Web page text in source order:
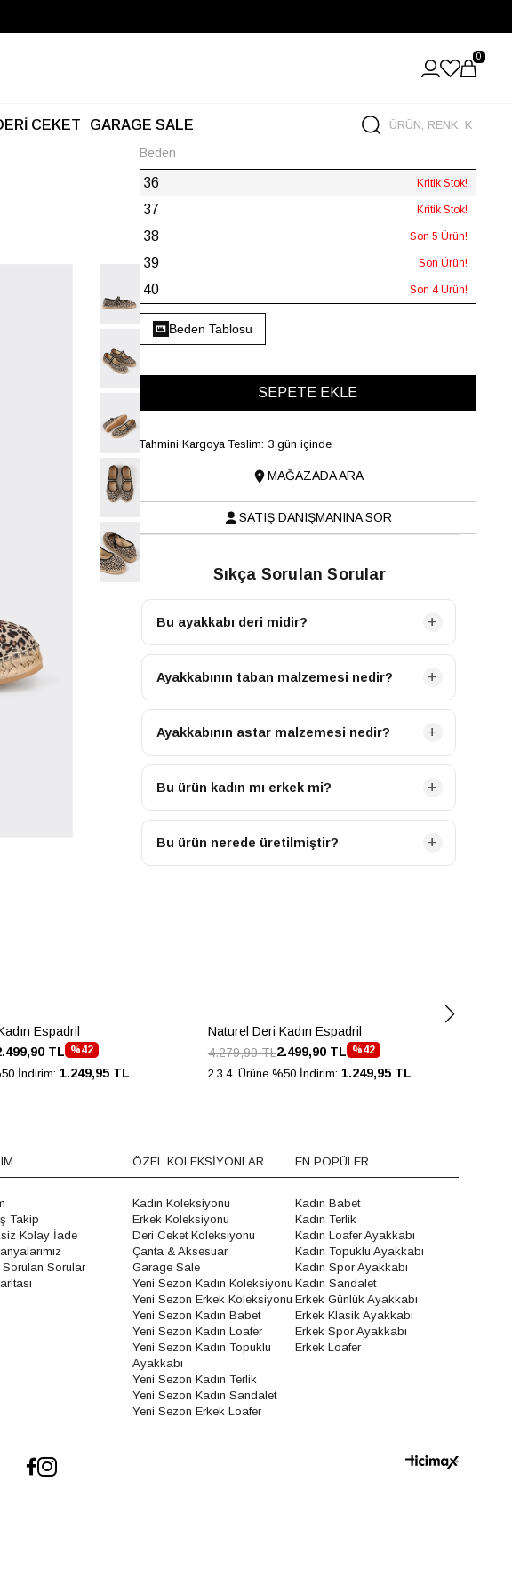
0
CEKET GARAGE SALE
Beden
36 Kritik Stok!
37 Kritik Stok!
38 Son 5 Ürün!
39 Son Ürün!
40 Son 4 Ürün!
Beden Tablosu
Tahmini Kargoya Teslim: 3 gün içinde
MAĞAZADA ARA
SATIŞ DANIŞMANINA SOR
Sıkça Sorulan Sorular
Bu ayakkabı deri midir?
Evet, ayakkabımızın ana malzemesi İnek Derisi-
Tekstil olup gerçek deriden üretilmiştir.
Ayakkabının taban malzemesi nedir?
Ayakkabımızın tabanı TPU malzemeden üretilmiştir.
Ayakkabının astar malzemesi nedir?
Ayakkabımızın iç astarı Tekstil malzemeden
üretilmiştir.
Bu ürün kadın mı erkek mi?
Bu ürün KADIN kategorisine ait bir modeldir.
Bu ürün nerede üretilmiştir?
Espadril
%42
TL
İndirim: 1.249,95 TL
Naturel Deri Kadın Espadril
%42
2.499,90 TL
4.279,90 TL
2.3.4. Ürüne %50 İndirim: 1.249,95 TL
Takip
Kolay İade
Sorulan Sorular
ÖZEL KOLEKSİYONLAR
Kadın Koleksiyonu
Erkek Koleksiyonu
Deri Ceket Koleksiyonu
Çanta & Aksesuar
Garage Sale
Yeni Sezon Kadın Koleksiyonu
Yeni Sezon Erkek Koleksiyonu
Yeni Sezon Kadın Babet
Yeni Sezon Kadın Loafer
Yeni Sezon Kadın Topuklu
Ayakkabı
Yeni Sezon Kadın Terlik
Yeni Sezon Kadın Sandalet
Yeni Sezon Erkek Loafer
EN POPÜLER
Kadın Babet
Kadın Terlik
Kadın Loafer Ayakkabı
Kadın Topuklu Ayakkabı
Kadın Spor Ayakkabı
Kadın Sandalet
Erkek Günlük Ayakkabı
Erkek Klasik Ayakkabı
Erkek Spor Ayakkabı
Erkek Loafer